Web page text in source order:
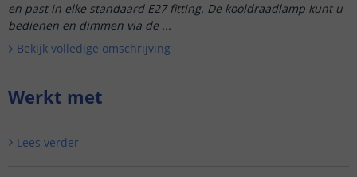
en past in elke standaard E27 fitting. De kooldraadlamp kunt u
bedienen en dimmen via de ...
Bekijk volledige omschrijving
Werkt met
Lees verder